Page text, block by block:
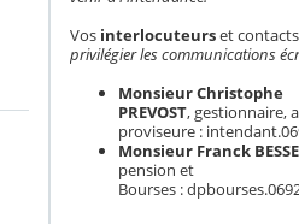
Vos interlocuteurset
privilégier les communications
Monsieur Christophe
PREVOST, gestionnaire,
proviseure :
Monsieur Franck
pension et
Bourses :